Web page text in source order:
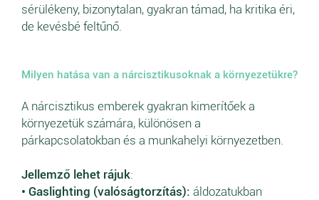
sérülékeny, bizonytalan, gyakran támad, ha kritika éri,
de kevésbé feltűnő.
Milyen hatása van a nárcisztikusoknak a környezetükre?
A nárcisztikus emberek gyakran kimerítőek a
környezetük számára, különösen a
párkapcsolatokban és a munkahelyi környezetben.
Jellemző lehet rájuk:
• Gaslighting (valóságtorzítás): áldozatukban